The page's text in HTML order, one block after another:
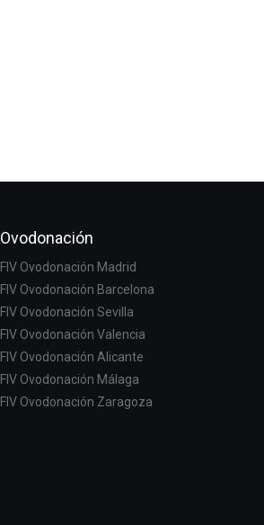
Ovodonación
FIV Ovodonación Madrid
FIV Ovodonación Barcelona
FIV Ovodonación Sevilla
FIV Ovodonación Valencia
FIV Ovodonación Alicante
FIV Ovodonación Málaga
FIV Ovodonación Zaragoza